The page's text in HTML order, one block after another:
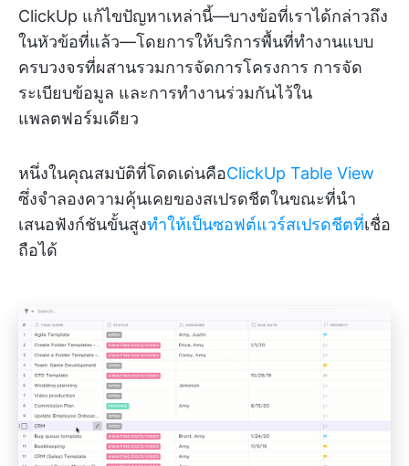
ClickUp แก้ไขปัญหาเหล่านี้—บางข้อที่เราได้กล่าวถึง
ในหัวข้อที่แล้ว—โดยการให้บริการพื้นที่ทำงานแบบ
ครบวงจรที่ผสานรวมการจัดการโครงการ การจัด
ระเบียบข้อมูล และการทำงานร่วมกันไว้ใน
แพลตฟอร์มเดียว
หนึ่งในคุณสมบัติที่โดดเด่นคือClickUp Table View
ซึ่งจำลองความคุ้นเคยของสเปรดชีตในขณะที่นำ
เสนอฟังก์ชันขั้นสูงทำให้เป็นซอฟต์แวร์สเปรดชีตที่เชื่อ
ถือได้